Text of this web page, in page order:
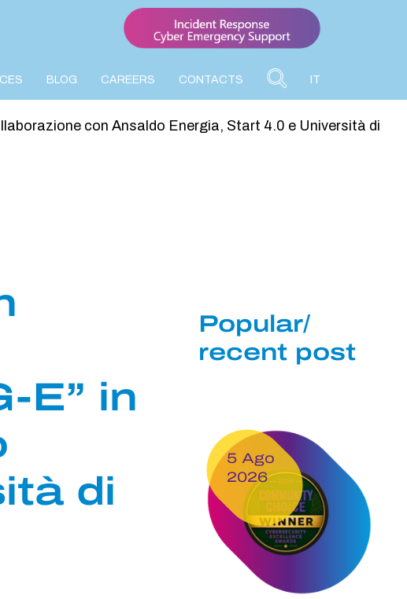
BLOG CAREERS CONTACTS IT
con Ansaldo Energia, Start 4.0 e Università di
E” in
di
Popular/
recent post
5 Ago
2026